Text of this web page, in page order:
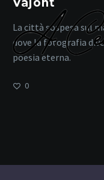
Vajont
La città sospesa sul
dove la fotografia
poesia eterna.
0